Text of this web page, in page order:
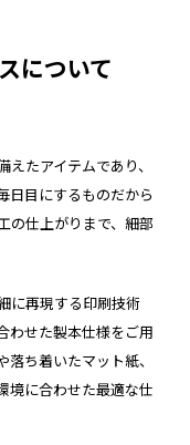
について
たアイテムであり、
日目にするものだから
の仕上がりまで、細部
に再現する印刷技術
わせた製本仕様をご用
ち着いたマット紙、
境に合わせた最適な仕